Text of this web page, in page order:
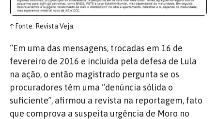
↑Fonte: Revista Veja.
“Em uma das mensagens, trocadas em 16 de
fevereiro de 2016 e incluída pela defesa de Lula
na ação, o então magistrado pergunta se os
procuradores têm uma “denúncia sólida o
suficiente”, afirmou a revista na reportagem, fato
que comprova a suspeita urgência de Moro no